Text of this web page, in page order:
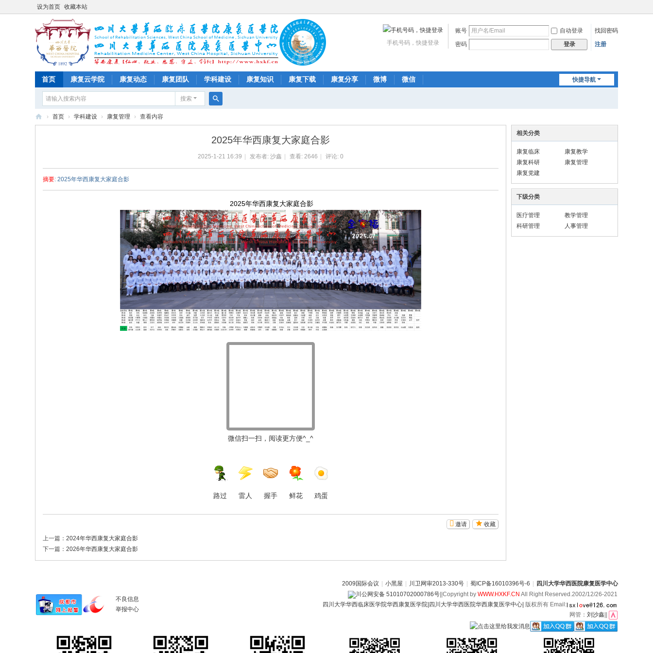
设为首页 收藏本站
账号 自动登录
找回密码
密码
登录 注册
手机号码，快捷登录
快捷导航
首页 康复云学院 康复动态 康复团队 学科建设 康复知识 康复下载 康复分享 微博 微信
搜索
索
› 首页 › 学科建设 › 康复管理 › 查看内容
2025年华西康复大家庭合影
2025-1-21 16:39 发布者: 沙鑫 查看: 2646 评论: 0
摘要: 2025年华西康复大家庭合影
2025年华西康复大家庭合影
微信扫一扫，阅读更方便^_^
路过 雷人 握手 鲜花 鸡蛋
收藏
邀请
上一篇： 2024年华西康复大家庭合影
下一篇： 2026年华西康复大家庭合影
相关分类
康复临床
康复教学
康复科研
康复管理
康复党建
下级分类
医疗管理
教学管理
科研管理
人事管理
2009国际会议 小黑屋 川卫网审2013-330号 蜀ICP备16010396号-6 四川大学华西医院康复医学中心
不良信息
举报中心
川公网安备 51010702000786号 ||Copyright by WWW.HXKF.CN All Right Reserved.2002/12/26-2021
四川大学华西临床医学院华西康复医学院|四川大学华西医院华西康复医学中心| 版权所有 Email:
网管： 刘沙鑫